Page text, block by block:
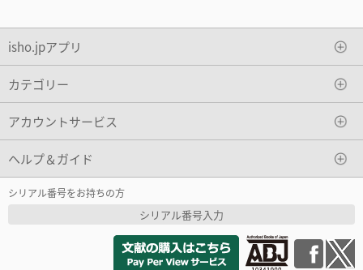
isho.jpアプリ
カテゴリー
アカウントサービス
ヘルプ＆ガイド
シリアル番号をお持ちの方
シリアル番号入力